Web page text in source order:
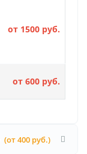
от 1500 руб.
от 600 руб.
(от 400 руб.)